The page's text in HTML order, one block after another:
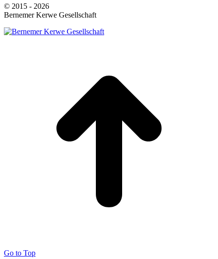
© 2015 - 2026
Bernemer Kerwe Gesellschaft
Go to Top